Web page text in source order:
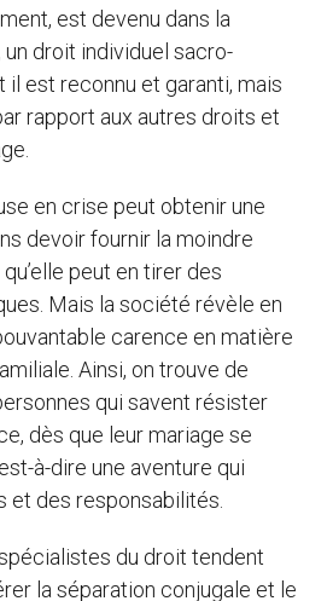
est devenu dans la
droit individuel sacro-
il est reconnu et garanti, mais
rapport aux autres droits et
en crise peut obtenir une
devoir fournir la moindre
peut en tirer des
Mais la société révèle en
carence en matière
Ainsi, on trouve de
qui savent résister
dès que leur mariage se
à-dire une aventure qui
et des responsabilités.
du droit tendent
la séparation conjugale et le